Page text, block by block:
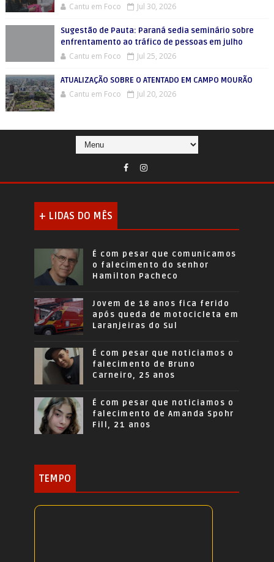
Cantu em Foco Jul 30, 2026
Sugestão de Pauta: Paraná sedia seminário sobre
enfrentamento ao tráfico de pessoas em julho
Cantu em Foco Jul 25, 2026
ATUALIZAÇÃO SOBRE O ATENTADO EM CAMPO MOURÃO
Cantu em Foco Jul 20, 2026
+ LIDAS DO MÊS
É com pesar que comunicamos
o falecimento do senhor
Hamilton Pacheco
Jovem de 18 anos fica ferido
após queda de motocicleta em
Laranjeiras do Sul
É com pesar que noticiamos o
falecimento de Bruno
Carneiro, 25 anos
É com pesar que noticiamos o
falecimento de Amanda Spohr
Fill, 21 anos
TEMPO